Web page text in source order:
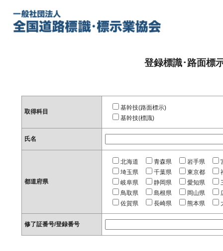
登録標識･路面標
取得科目
基幹技(路面標示)
基幹技(標識)
氏名
都道府県
北海道 青森県 岩手県
埼玉県
千葉県 東京都
岐阜県
静岡県 愛知県
鳥取県
島根県 岡山県
佐賀県
長崎県 熊本県
修了証番号/登録番号